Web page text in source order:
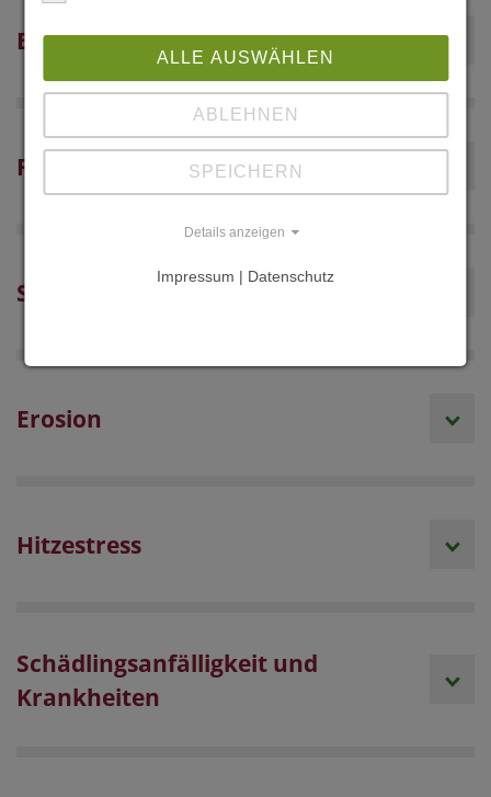
Bewässerungsbedarf
Früh- und Spätfrost
Starkregen und Hagel
Erosion
Hitzestress
Schädlingsanfälligkeit und
Krankheiten
ALLE AUSWÄHLEN
ABLEHNEN
SPEICHERN
Details anzeigen
Impressum | Datenschutz